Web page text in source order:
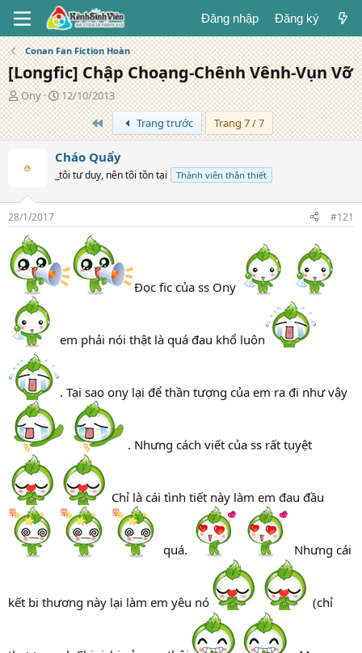
Đăng nhập Đăng ký
Conan Fan Fiction Hoàn
[Longfic] Chập Choạng-Chênh Vênh-Vụn Vỡ
T
á
c
g
ả
Ony
N
g
à
y
đ
ă
n
12/10/2013
Trang đầuTrang trước Trang 7 / 7
Cháo Quẩy
_tôi tư duy, nên tôi tồn tại Thành viên thân thiết
28/1/2017 #121
Đọc fic của ss Ony
em phải nói thật là quá đau khổ luôn
. Tại sao ony lại để thần tượng của em ra đi như vậy
. Nhưng cách viết của ss rất tuyệt
Chỉ là cái tình tiết này làm em đau đầu
quá. Nhưng cái
kết bi thương này lại làm em yêu nó (chỉ